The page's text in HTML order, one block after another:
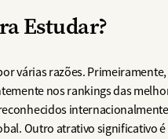
Estudar?
várias razões.
nos rankings das
Outro atrativo significativo